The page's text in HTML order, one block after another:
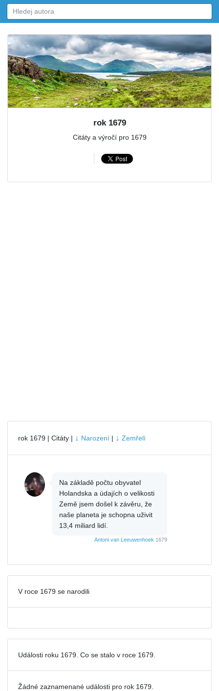
rok 1679
Citáty a výročí pro 1679
rok 1679 | Citáty | ↓ Narození | ↓ Zemřelí
Na základě počtu obyvatel
Holandska a údajích o velikosti
Země jsem došel k závěru, že
naše planeta je schopna uživit
13,4 miliard lidí.
Antoni van Leeuwenhoek 1679
V roce 1679 se narodili
Události roku 1679. Co se stalo v roce 1679.
Žádné zaznamenané události pro rok 1679.